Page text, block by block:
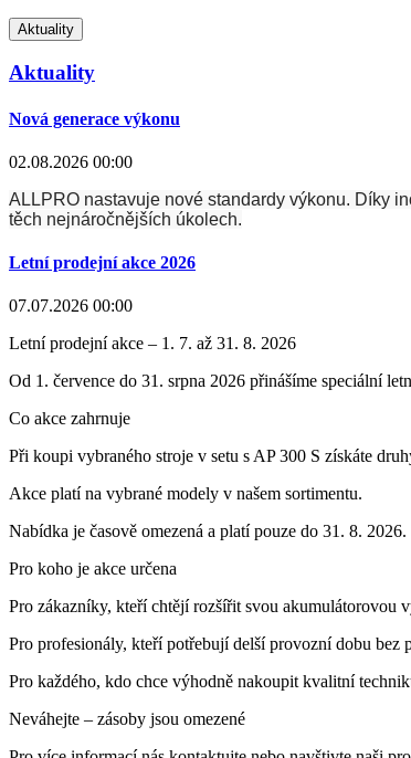
Aktuality
Aktuality
Nová generace výkonu
02.08.2026 00:00
ALLPRO nastavuje nové standardy výkonu. Díky
těch nejnáročnějších úkolech.
Letní prodejní akce 2026
07.07.2026 00:00
Letní prodejní akce – 1. 7. až 31. 8. 2026
Od 1. července do 31. srpna 2026 přinášíme speciální
Co akce zahrnuje
Při koupi vybraného stroje v setu s AP 300 S získáte
Akce platí na vybrané modely v našem sortimentu.
Nabídka je časově omezená a platí pouze do 31. 8. 2026.
Pro koho je akce určena
Pro zákazníky, kteří chtějí rozšířit svou akumulátorovou
Pro profesionály, kteří potřebují delší provozní dobu bez
Pro každého, kdo chce výhodně nakoupit kvalitní
Neváhejte – zásoby jsou omezené